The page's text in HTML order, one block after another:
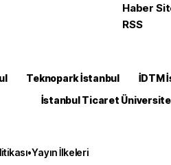
Haber
RSS
Teknopark İstanbul İDTM
İstanbul Ticaret
•Yayın İlkeleri